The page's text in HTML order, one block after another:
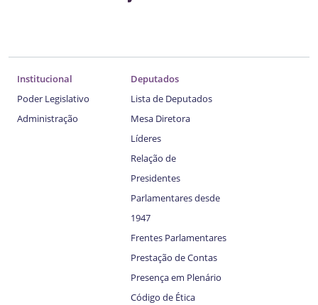
Institucional
Poder Legislativo
Administração
Deputados
Lista de Deputados
Mesa Diretora
Líderes
Relação de
Presidentes
Parlamentares desde
1947
Frentes Parlamentares
Prestação de Contas
Presença em Plenário
Código de Ética